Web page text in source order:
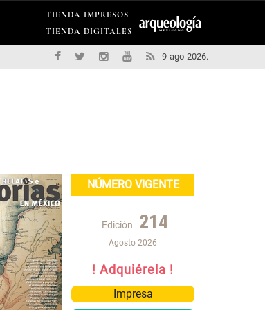
TIENDA IMPRESOS
TIENDA DIGITALES
9-ago-2026.
NÚMERO VIGENTE
Edición 214
Agosto 2026
! Adquiérela !
Impresa